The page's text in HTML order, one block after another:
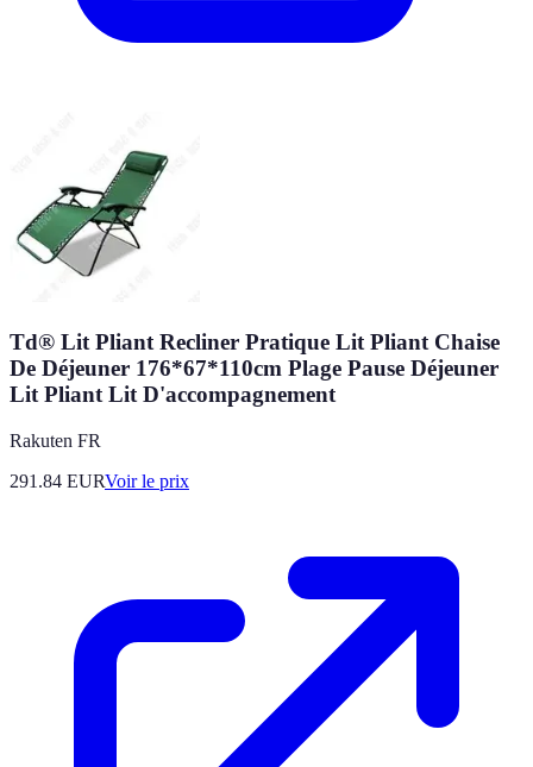
Td® Lit Pliant Recliner Pratique Lit Pliant Chaise
De Déjeuner 176*67*110cm Plage Pause Déjeuner
Lit Pliant Lit D'accompagnement
Rakuten FR
291.84 EURVoir le prix